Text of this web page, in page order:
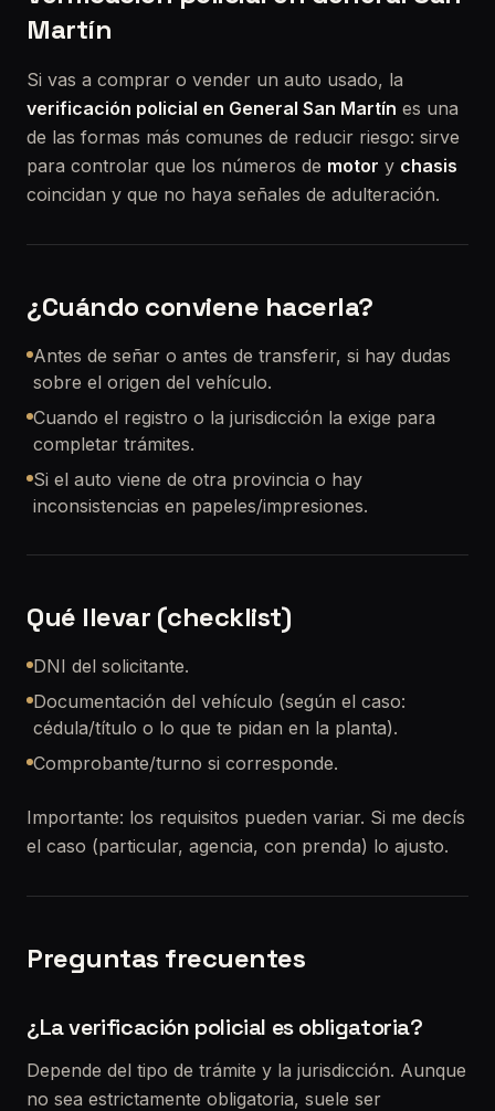
Martín
Si vas a comprar o vender un auto usado, la
verificación policial en General San Martín es una
de las formas más comunes de reducir riesgo: sirve
para controlar que los números de motor y chasis
coincidan y que no haya señales de adulteración.
¿Cuándo conviene hacerla?
Antes de señar o antes de transferir, si hay dudas
sobre el origen del vehículo.
Cuando el registro o la jurisdicción la exige para
completar trámites.
Si el auto viene de otra provincia o hay
inconsistencias en papeles/impresiones.
Qué llevar (checklist)
DNI del solicitante.
Documentación del vehículo (según el caso:
cédula/título o lo que te pidan en la planta).
Comprobante/turno si corresponde.
Importante: los requisitos pueden variar. Si me decís
el caso (particular, agencia, con prenda) lo ajusto.
Preguntas frecuentes
¿La verificación policial es obligatoria?
Depende del tipo de trámite y la jurisdicción. Aunque
no sea estrictamente obligatoria, suele ser